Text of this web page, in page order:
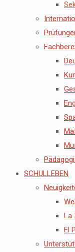
SCHULLEBEN
La
El